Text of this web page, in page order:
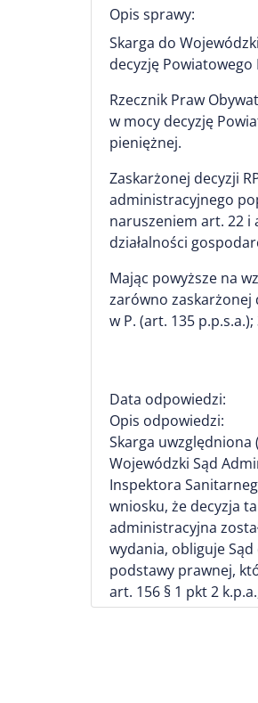
Opis sprawy:
Skarga do
decyzję
Rzecznik Praw
w mocy decyzję
pieniężnej.
Zaskarżonej decyzji
administracyjnego
naruszeniem art. 22 i
działalności
Mając powyższe na
zarówno zaskarżonej
w P. (art. 135
Data odpowiedzi:
Opis odpowiedzi:
Skarga uwzględniona
Wojewódzki Sąd
Inspektora
wniosku, że decyzja
administracyjna
wydania, obliguje
podstawy prawnej,
art. 156 § 1 pkt 2